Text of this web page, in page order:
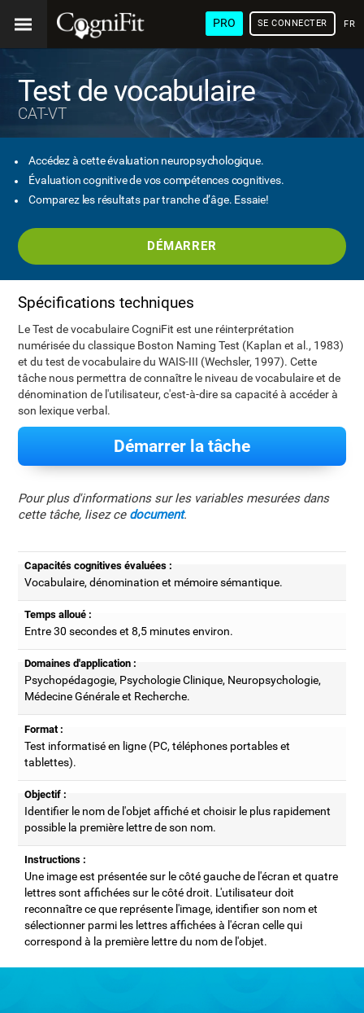
PRO SE CONNECTER
Test de vocabulaire
CAT-VT
Accédez à cette évaluation neuropsychologique.
Évaluation cognitive de vos compétences cognitives.
Comparez les résultats par tranche d’âge. Essaie!
DÉMARRER
Spécifications techniques
Le Test de vocabulaire CogniFit est une réinterprétation
numérisée du classique Boston Naming Test (Kaplan et al., 1983)
et du test de vocabulaire du WAIS-III (Wechsler, 1997). Cette
tâche nous permettra de connaître le niveau de vocabulaire et de
dénomination de l'utilisateur, c'est-à-dire sa capacité à accéder à
son lexique verbal.
Démarrer la tâche
Pour plus d'informations sur les variables mesurées dans
cette tâche, lisez ce document.
Capacités cognitives évaluées :
Vocabulaire, dénomination et mémoire sémantique.
Temps alloué :
Entre 30 secondes et 8,5 minutes environ.
Domaines d'application :
Psychopédagogie, Psychologie Clinique, Neuropsychologie,
Médecine Générale et Recherche.
Format :
Test informatisé en ligne (PC, téléphones portables et
tablettes).
Objectif :
Identifier le nom de l'objet affiché et choisir le plus rapidement
possible la première lettre de son nom.
Instructions :
Une image est présentée sur le côté gauche de l'écran et quatre
lettres sont affichées sur le côté droit. L'utilisateur doit
reconnaître ce que représente l'image, identifier son nom et
sélectionner parmi les lettres affichées à l'écran celle qui
correspond à la première lettre du nom de l'objet.